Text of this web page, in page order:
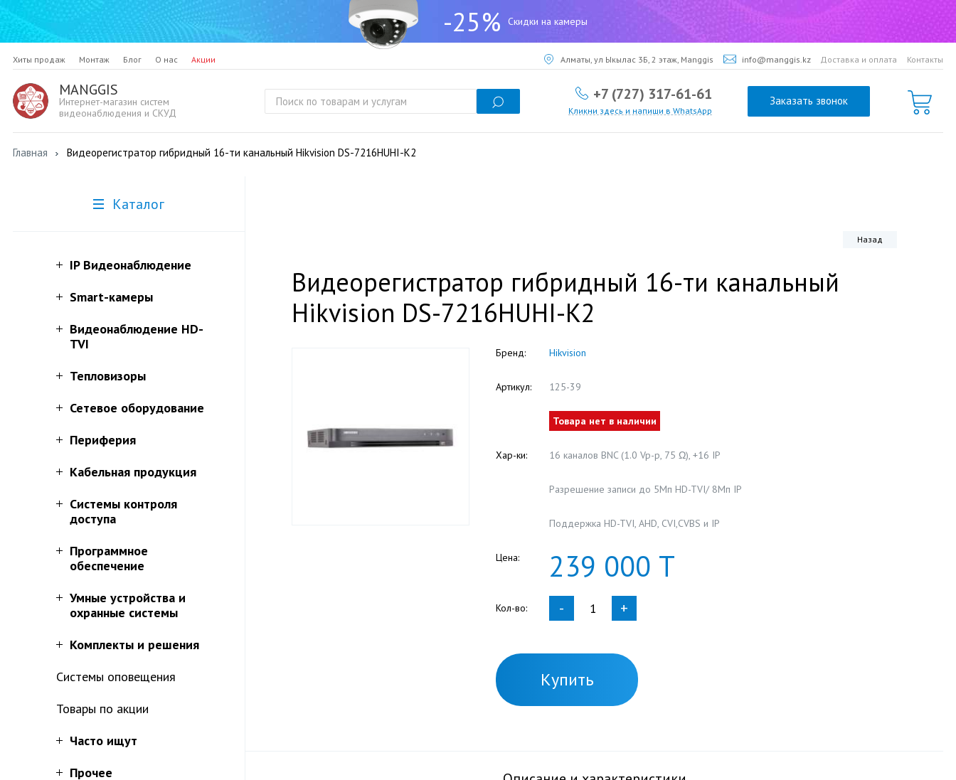
-25% Скидки на камеры
Хиты продаж Монтаж Блог О нас Акции Алматы, ул Ыкылас 3Б, 2 этаж, Manggis info@manggis.kz Доставка и оплата Контакты
MANGGIS
Интернет-магазин систем
видеонаблюдения и СКУД
+7 (727) 317-61-61
Кликни здесь и напиши в WhatsApp
Заказать звонок
Главная Видеорегистратор гибридный 16-ти канальный Hikvision DS-7216HUHI-K2
Каталог
IP Видеонаблюдение
Smart-камеры
Видеонаблюдение HD-
TVI
Тепловизоры
Сетевое оборудование
Периферия
Кабельная продукция
Системы контроля
доступа
Программное
обеспечение
Умные устройства и
охранные системы
Комплекты и решения
Системы оповещения
Товары по акции
Часто ищут
Прочее
Назад
Видеорегистратор гибридный 16-ти канальный
Hikvision DS-7216HUHI-K2
Бренд: Hikvision
Артикул: 125-39
Товара нет в наличии
Хар-ки: 16 каналов BNC (1.0 Vp-p, 75 Ω), +16 IP
Разрешение записи до 5Мп HD-TVI/ 8Мп IP
Поддержка HD-TVI, AHD, CVI,CVBS и IP
Цена: 239 000 Т
Кол-во: - +
Купить